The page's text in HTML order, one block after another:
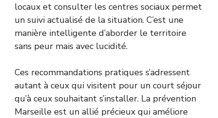
locaux et consulter les centres sociaux permet
un suivi actualisé de la situation. C’est une
manière intelligente d’aborder le territoire
sans peur mais avec lucidité.
Ces recommandations pratiques s’adressent
autant à ceux qui visitent pour un court séjour
qu’à ceux souhaitant s’installer. La prévention
Marseille est un allié précieux qui améliore